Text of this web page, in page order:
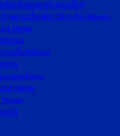
รื่องวัดอุณหภูมิ แบบเข็ม)
ม้-ผง-เมล็ดพืช-วัสดุ-ดิน Wood-
Meter
จิตอล
ามชื้นดิจิตอล
หาร
บแยกโพรบ
Meter
Meter
หภูมิ